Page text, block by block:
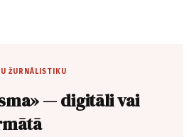
ŽURNĀLISTIKU
— digitāli vai